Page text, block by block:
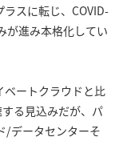
スに転じ、COVID-
が進み本格化してい
ートクラウドと比
る見込みだが、パ
/データセンターそ